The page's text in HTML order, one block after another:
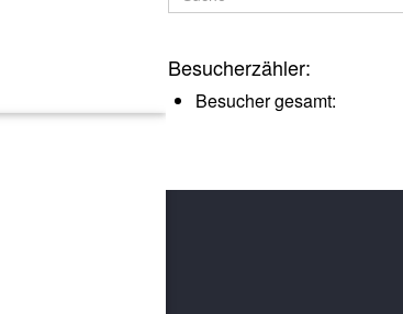
Besucherzähler:
Besucher gesamt: